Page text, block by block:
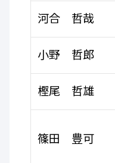
河合 哲哉
小野 哲郎
樫尾 哲雄
篠田 豊可